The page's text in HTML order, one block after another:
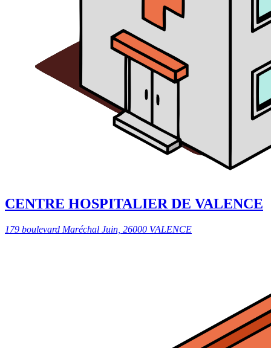
CENTRE HOSPITALIER DE VALENCE
179 boulevard Maréchal Juin, 26000 VALENCE